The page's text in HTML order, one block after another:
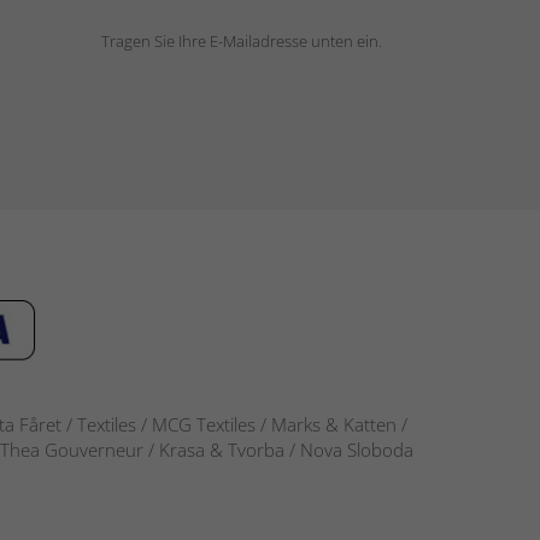
Tragen Sie Ihre E-Mailadresse unten ein.
Fåret / Textiles / MCG Textiles / Marks & Katten /
Gouverneur / Krasa & Tvorba / Nova Sloboda